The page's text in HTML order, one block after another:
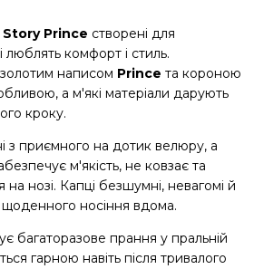
Story Prince створені для
люблять комфорт і стиль.
написом Prince та короною
а м'які матеріали дарують
кроку.
з приємного на дотик велюру, а
м'якість, не ковзає та
нозі. Капці безшумні, невагомі й
носіння вдома.
багаторазове прання у пральній
гарною навіть після тривалого